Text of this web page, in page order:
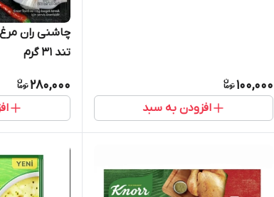
100,000
افزودن به سبد
چاشنی ران
تند 31 گرم
280,000